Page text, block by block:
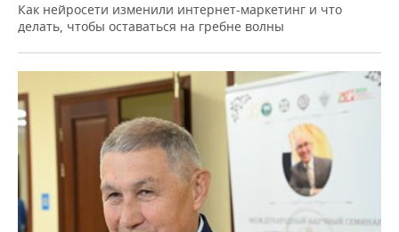
Как нейросети изменили интернет-маркетинг и что
делать, чтобы оставаться на гребне волны